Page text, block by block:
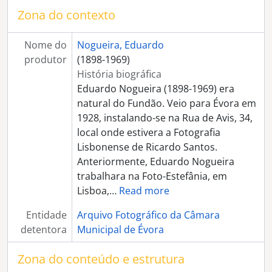
[Documento simples] Maria Lourdes (retrato de senhora)
[Documento simples] Sofia Rosa (retrato de senhora)
[Documento simples] Francisco José Comenda (retrato de homem)
[Documento simples] Maria Carlota Cardoso (retrato de homem)
[Documento simples] Hermogenes Rodrigues (retrato de homem)
[Documento simples] Mariana Fialho (retrato de homem)
[Documento simples] Julieta Janes (retrato de homem)
[Documento simples] José Venceslau (retrato de senhora)
[Documento simples] Artur Caeiro (Retrato de homem)
[Documento simples] Luiz Castro (retrato de homem)
[Documento simples] Luiz Castro (retrato de homem)
[Documento simples] Maria Joana Gabriela (retrato de senhora)
[Documento simples] Francisco Mira Amaral (retrato de homem)
[Documento simples] João Manoel Almeida Martins (retrato de homem)
[Documento simples] José Manoel Almeida (retrato de senhora)
[Documento simples] Laurentina Lisboa (retrato de homem)
[Documento simples] Maria Macau (retrato de homem)
Zona do contexto
Nome do
produtor
Nogueira, Eduardo
(1898-1969)
História biográfica
Eduardo Nogueira (1898-1969) era
natural do Fundão. Veio para Évora em
1928, instalando-se na Rua de Avis, 34,
local onde estivera a Fotografia
Lisbonense de Ricardo Santos.
Anteriormente, Eduardo Nogueira
trabalhara na Foto-Estefânia, em
Lisboa,… Read more
Entidade
detentora
Arquivo Fotográfico da Câmara
Municipal de Évora
Zona do conteúdo e estrutura